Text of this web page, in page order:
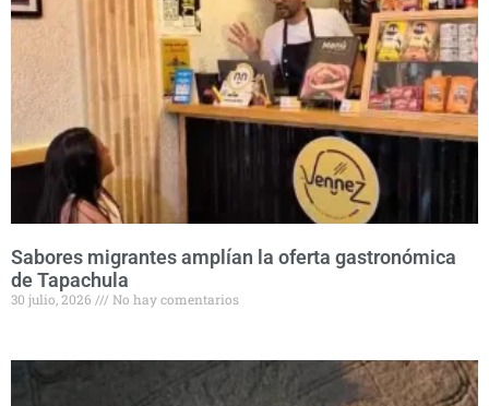
Sabores migrantes amplían la oferta gastronómica
de Tapachula
30 julio, 2026 No hay comentarios